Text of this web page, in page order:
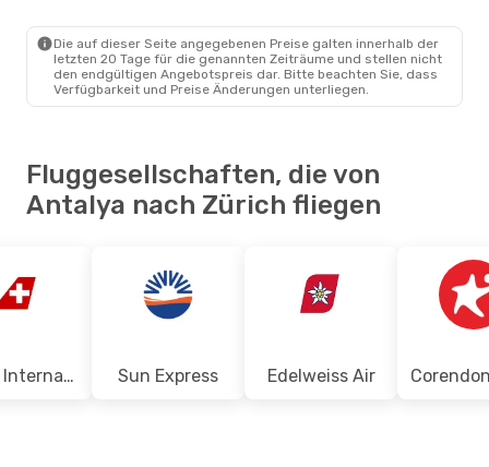
ZRH- AYT
Die auf dieser Seite angegebenen Preise galten innerhalb der
letzten 20 Tage für die genannten Zeiträume und stellen nicht
den endgültigen Angebotspreis dar. Bitte beachten Sie, dass
Verfügbarkeit und Preise Änderungen unterliegen.
Fluggesellschaften, die von
Antalya nach Zürich fliegen
Swiss International Air Lines Sun Express Edelweiss Air